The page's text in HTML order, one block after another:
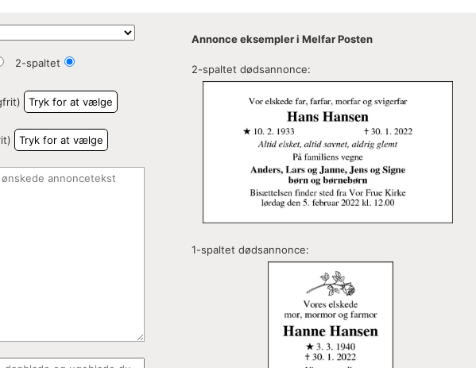
2-spaltet
Tryk for at vælge
Tryk for at vælge
Annonce eksempler i Melfar Posten
2-spaltet dødsannonce:
1-spaltet dødsannonce: